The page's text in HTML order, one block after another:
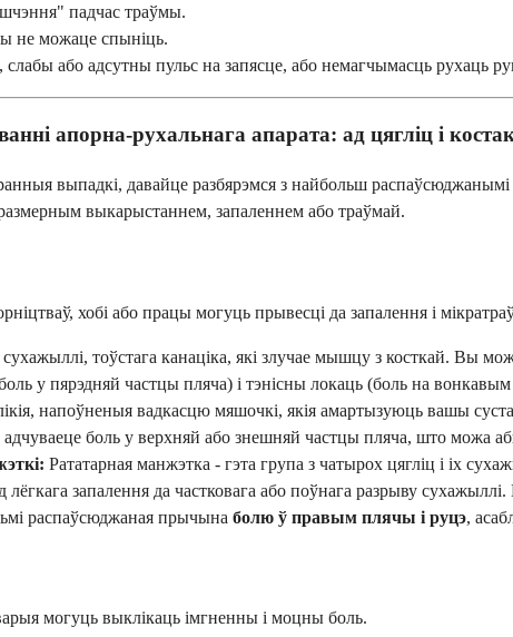
падчас траўмы.
не можаце спыніць.
слабы або адсутны пульс на запясце, або немагчымасць рухаць
апорна-рухальнага апарата: ад цягліц і
выпадкі, давайце разбярэмся з найбольш
выкарыстаннем, запаленнем або траўмай.
хобі або працы могуць прывесці да запалення і
сухажыллі, тоўстага канаціка, які злучае мышцу з косткай.
у пярэдняй частцы пляча) і тэнісны локаць (боль на
напоўненыя вадкасцю мяшочкі, якія амартызуюць вашы
адчуваеце боль у верхняй або знешняй частцы пляча, што можа
Рататарная манжэтка - гэта група з чатырох цягліц і іх
лёгкага запалення да частковага або поўнага разрыву
распаўсюджаная прычына болю ў правым плячы і руцэ,
могуць выклікаць імгненны і моцны боль.